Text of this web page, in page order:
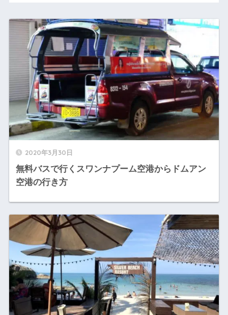
2020年3月30日
無料バスで行くスワンナプーム空港からドムアン
空港の行き方